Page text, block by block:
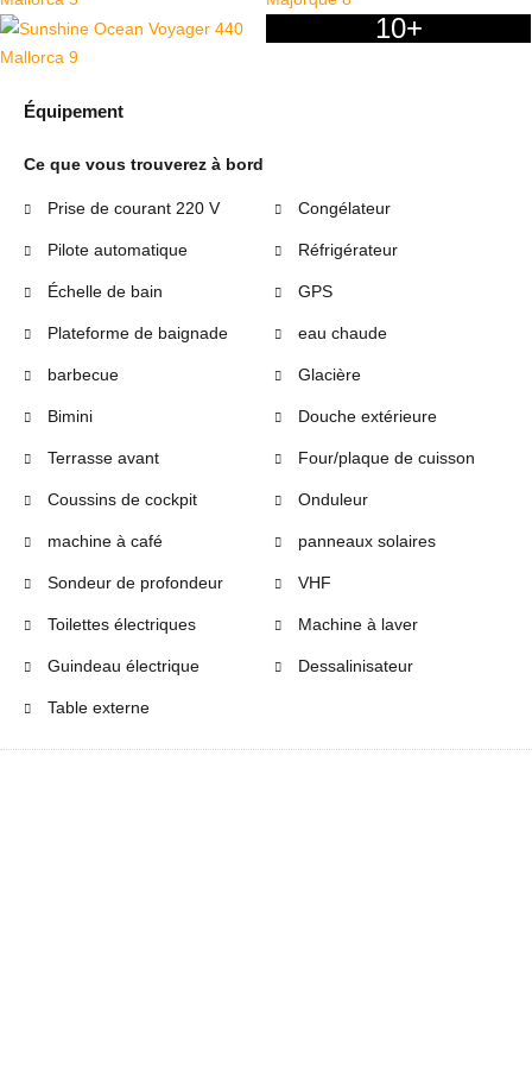
10+
Équipement
Ce que vous trouverez à bord
Prise de courant 220 V
Pilote automatique
Échelle de bain
Plateforme de baignade
barbecue
Bimini
Terrasse avant
Coussins de cockpit
machine à café
Sondeur de profondeur
Toilettes électriques
Guindeau électrique
Table externe
Congélateur
Réfrigérateur
GPS
eau chaude
Glacière
Douche extérieure
Four/plaque de cuisson
Onduleur
panneaux solaires
VHF
Machine à laver
Dessalinisateur